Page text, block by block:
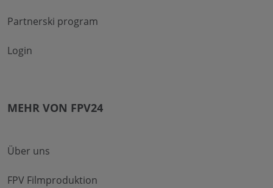
Partnerski program
Login
MEHR VON FPV24
Über uns
FPV Filmproduktion